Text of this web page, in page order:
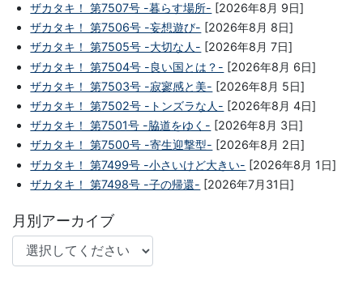
ザカタキ！ 第7507号 -暮らす場所- [2026年8月 9日]
ザカタキ！ 第7506号 -妄想遊び- [2026年8月 8日]
ザカタキ！ 第7505号 -大切な人- [2026年8月 7日]
ザカタキ！ 第7504号 -良い国とは？- [2026年8月 6日]
ザカタキ！ 第7503号 -寂寥感と美- [2026年8月 5日]
ザカタキ！ 第7502号 -トンズラな人- [2026年8月 4日]
ザカタキ！ 第7501号 -脇道をゆく- [2026年8月 3日]
ザカタキ！ 第7500号 -寄生迎撃型- [2026年8月 2日]
ザカタキ！ 第7499号 -小さいけど大きい- [2026年8月 1日]
ザカタキ！ 第7498号 -子の帰還- [2026年7月31日]
月別アーカイブ